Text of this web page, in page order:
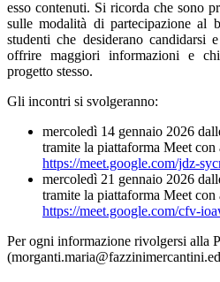
esso contenuti. Si ricorda che sono
sulle modalità di partecipazione al
studenti che desiderano
offrire maggiori informazioni e
progetto stesso.
Gli incontri si svolgeranno:
mercoledì 14 gennaio 2026
tramite la piattaforma Meet con
https://meet.google.com/jdz-
mercoledì 21 gennaio 2026
tramite la piattaforma Meet con
https://meet.google.com/cfv-
Per ogni informazione rivolgersi alla